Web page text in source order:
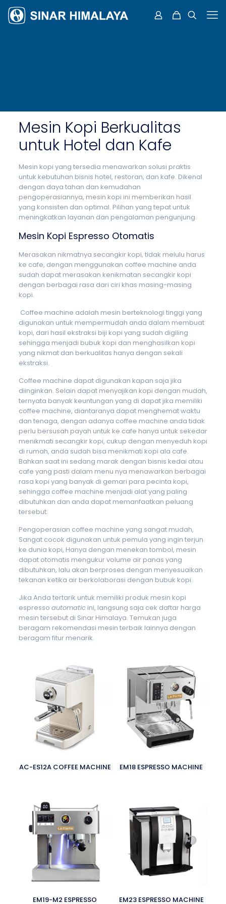
Mesin Kopi Berkualitas
untuk Hotel dan Kafe
Mesin kopi yang tersedia menawarkan solusi praktis
untuk kebutuhan bisnis hotel, restoran, dan kafe. Dikenal
dengan daya tahan dan kemudahan
pengoperasiannya, mesin kopi ini memberikan hasil
yang konsisten dan optimal. Pilihan yang tepat untuk
meningkatkan layanan dan pengalaman pengunjung.
Mesin Kopi Espresso Otomatis
Merasakan nikmatnya secangkir kopi, tidak melulu harus
ke cafe, dengan menggunakan coffee machine anda
sudah dapat merasakan kenikmatan secangkir kopi
dengan berbagai rasa dari ciri khas masing-masing
kopi.
Coffee machine adalah mesin berteknologi tinggi yang
digunakan untuk mempermudah anda dalam membuat
kopi, dari hasil ekstraksi biji kopi yang sudah digiling
sehingga menjadi bubuk kopi dan menghasilkan kopi
yang nikmat dan berkualitas hanya dengan sekali
ekstraksi.
Coffee machine dapat digunakan kapan saja jika
diinginkan. Selain dapat menyajikan kopi dengan mudah,
ternyata banyak keuntungan yang di dapat jika memiliki
coffee machine, diantaranya dapat menghemat waktu
dan tenaga, dengan adanya coffee machine anda tidak
perlu bersusah payah untuk ke cafe hanya untuk sekedar
menikmati secangkir kopi, cukup dengan menyeduh kopi
di rumah, anda sudah bisa menikmati kopi ala cafe.
Bahkan saat ini sedang marak dengan bisnis kedai atau
cafe yang pasti dalam menu nya menawarkan berbagai
rasa kopi yang banyak di gemari para pecinta kopi,
sehingga coffee machine menjadi alat yang paling
dibutuhkan dan anda dapat memanfaatkan peluang
tersebut.
Pengoperasian coffee machine yang sangat mudah,
Sangat cocok digunakan untuk pemula yang ingin terjun
ke dunia kopi, Hanya dengan menekan tombol, mesin
dapat otomatis mengukur volume air panas yang
dibutuhkan, lalu akan berproses dengan menyesuaikan
tekanan ketika air berkolaborasi dengan bubuk kopi.
Jika Anda tertarik untuk memiliki produk mesin kopi
espresso automaticini, langsung saja cek daftar harga
mesin tersebut di Sinar Himalaya. Temukan juga
beragam rekomendasi mesin terbaik lainnya dengan
beragam fitur menarik.
AC-ES12A COFFEE MACHINE EM18 ESPRESSO MACHINE
EM19-M2 ESPRESSO EM23 ESPRESSO MACHINE